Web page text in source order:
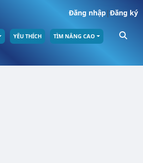
Đăng nhập|Đăng ký
YÊU THÍCH TÌM NÂNG CAO